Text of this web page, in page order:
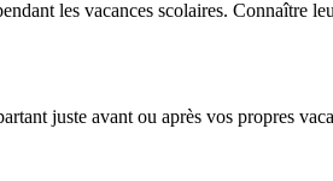
les vacances scolaires. Connaître
juste avant ou après vos propres